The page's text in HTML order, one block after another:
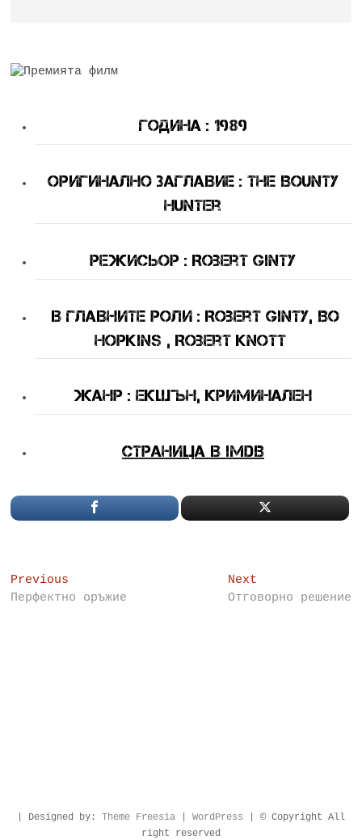
Година : 1989
Оригинално Заглавие : The Bounty
Hunter
Режисьор : Robert Ginty
В Главните Роли : Robert Ginty, Bo
Hopkins , Robert Knott
Жанр : екшън, криминален
Страница в IMDB
Post
navigation
Previous
post:
Перфектно оръжие
NextNext
post:
Отговорно решение
| Designed by: Theme Freesia| WordPress | © Copyright All
right reserved